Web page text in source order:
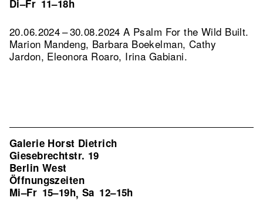
Di–Fr 11–18h
20.06.2024 – 30.08.2024 A Psalm For the Wild Built.
Marion Mandeng, Barbara Boekelman, Cathy
Jardon, Eleonora Roaro, Irina Gabiani.
Galerie Horst Dietrich
Giesebrechtstr. 19
Berlin West
Öffnungszeiten
Mi–Fr 15–19h, Sa 12–15h